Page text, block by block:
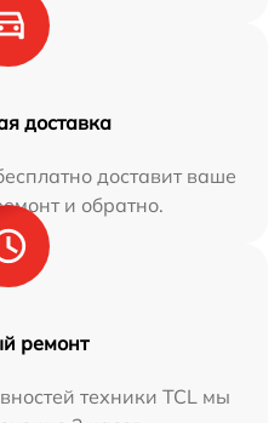
доставка
доставит ваше
и обратно.
ремонт
техники TCL мы